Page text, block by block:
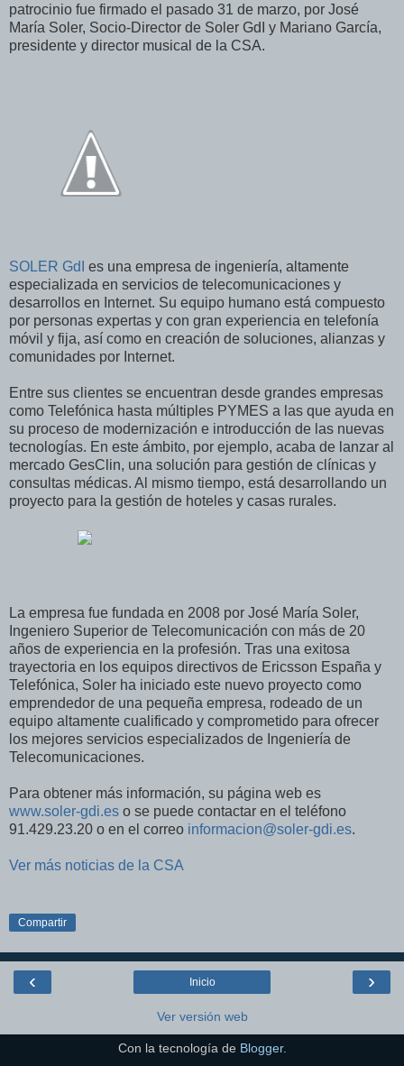
patrocinio fue firmado el pasado 31 de marzo, por José
María Soler, Socio-Director de Soler GdI y Mariano García,
presidente y director musical de la CSA.
SOLER GdI es una empresa de ingeniería, altamente
especializada en servicios de telecomunicaciones y
desarrollos en Internet. Su equipo humano está compuesto
por personas expertas y con gran experiencia en telefonía
móvil y fija, así como en creación de soluciones, alianzas y
comunidades por Internet.
Entre sus clientes se encuentran desde grandes empresas
como Telefónica hasta múltiples PYMES a las que ayuda en
su proceso de modernización e introducción de las nuevas
tecnologías. En este ámbito, por ejemplo, acaba de lanzar al
mercado GesClin, una solución para gestión de clínicas y
consultas médicas. Al mismo tiempo, está desarrollando un
proyecto para la gestión de hoteles y casas rurales.
La empresa fue fundada en 2008 por José María Soler,
Ingeniero Superior de Telecomunicación con más de 20
años de experiencia en la profesión. Tras una exitosa
trayectoria en los equipos directivos de Ericsson España y
Telefónica, Soler ha iniciado este nuevo proyecto como
emprendedor de una pequeña empresa, rodeado de un
equipo altamente cualificado y comprometido para ofrecer
los mejores servicios especializados de Ingeniería de
Telecomunicaciones.
Para obtener más información, su página web es
www.soler-gdi.es o se puede contactar en el teléfono
91.429.23.20 o en el correo informacion@soler-gdi.es.
Ver más noticias de la CSA
Compartir
‹ ›
Inicio
Ver versión web
Con la tecnología de Blogger.